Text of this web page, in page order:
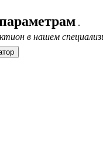
.
в нашем